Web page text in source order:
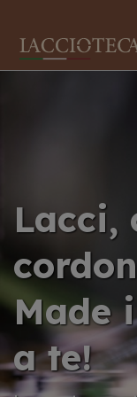
Lacci,
Made
a te!